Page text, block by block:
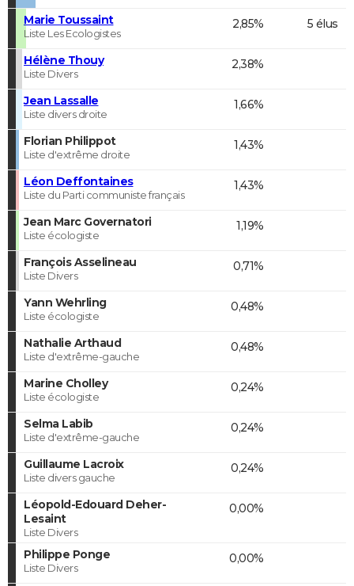
Marie Toussaint
Liste Les Ecologistes
2,85% 5 élus
Hélène Thouy
Liste Divers
2,38%
Jean Lassalle
Liste divers droite
1,66%
Florian Philippot
Liste d'extrême droite
1,43%
Léon Deffontaines
Liste du Parti communiste français
1,43%
Jean Marc Governatori
Liste écologiste
1,19%
François Asselineau
Liste Divers
0,71%
Yann Wehrling
Liste écologiste
0,48%
Nathalie Arthaud
Liste d'extrême-gauche
0,48%
Marine Cholley
Liste écologiste
0,24%
Selma Labib
Liste d'extrême-gauche
0,24%
Guillaume Lacroix
Liste divers gauche
0,24%
Léopold-Edouard Deher-
Lesaint
Liste Divers
0,00%
Philippe Ponge
Liste Divers
0,00%